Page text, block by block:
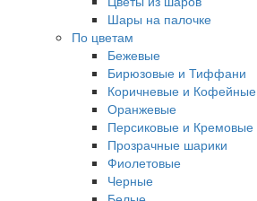
Шары на палочке
По цветам
Бежевые
Бирюзовые и Тиффани
Коричневые и Кофейные
Оранжевые
Персиковые и Кремовые
Прозрачные шарики
Фиолетовые
Черные